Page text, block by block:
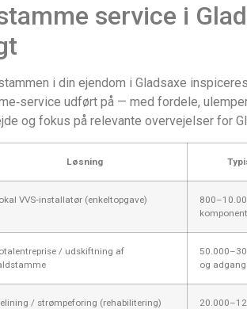
service i
i din ejendom i Gladsaxe
udført på — med fordele,
og fokus på relevante overvejelser for
Løsning
VVS‑installatør (enkeltopgave)
/ udskiftning af
og
/ strømpeforing (rehabilitering)